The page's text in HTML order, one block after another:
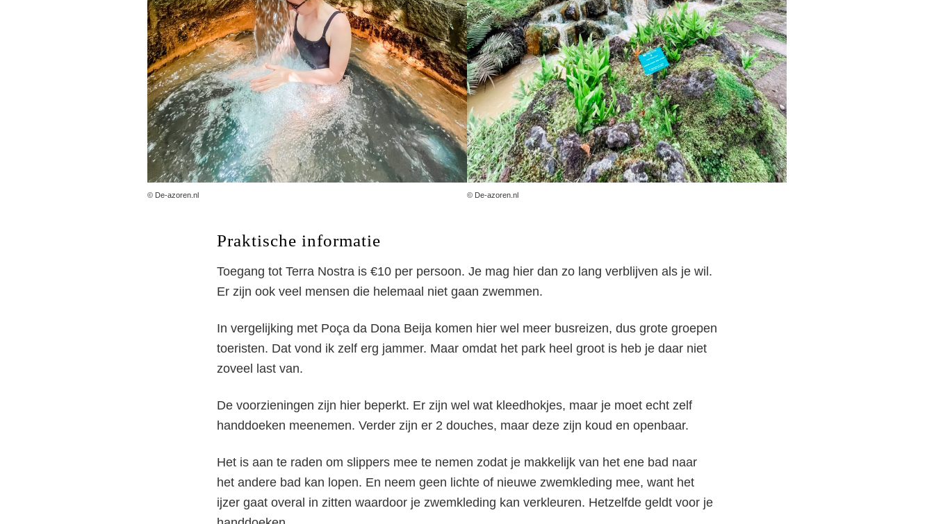
© De-azoren.nl © De-azoren.nl
Praktische informatie
Toegang tot Terra Nostra is €10 per persoon. Je mag hier dan zo lang verblijven als je wil.
Er zijn ook veel mensen die helemaal niet gaan zwemmen.
In vergelijking met Poça da Dona Beija komen hier wel meer busreizen, dus grote groepen
toeristen. Dat vond ik zelf erg jammer. Maar omdat het park heel groot is heb je daar niet
zoveel last van.
De voorzieningen zijn hier beperkt. Er zijn wel wat kleedhokjes, maar je moet echt zelf
handdoeken meenemen. Verder zijn er 2 douches, maar deze zijn koud en openbaar.
Het is aan te raden om slippers mee te nemen zodat je makkelijk van het ene bad naar
het andere bad kan lopen. En neem geen lichte of nieuwe zwemkleding mee, want het
ijzer gaat overal in zitten waardoor je zwemkleding kan verkleuren. Hetzelfde geldt voor je